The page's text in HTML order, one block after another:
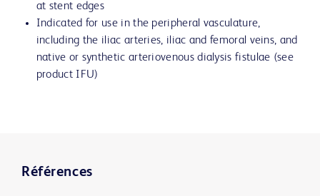
at stent edges
Indicated for use in the peripheral vasculature,
including the iliac arteries, iliac and femoral veins, and
native or synthetic arteriovenous dialysis fistulae (see
product IFU)
Références